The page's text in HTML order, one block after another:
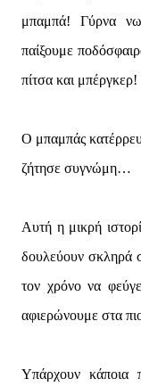
μπαμπά! Γύρνα
παίξουμε
πίτσα και
Ο μπαμπάς
ζήτησε συγνώμη…
Αυτή η μικρή
δουλεύουν σκληρά
τον χρόνο να
αφιερώνουμε στα
Υπάρχουν κάποια